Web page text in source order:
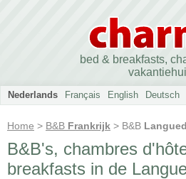
bed & breakfasts,
Nederlands Français English Deutsch
Home > B&B Frankrijk > B&B
B&B's, chambres
breakfasts in de